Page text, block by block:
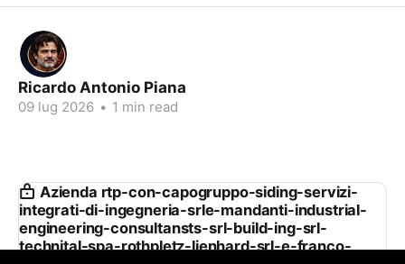
Ricardo Antonio Piana
09 lug 2026 • 1 min read
Azienda rtp-con-capogruppo-siding-servizi-
integrati-di-ingegneria-srle-mandanti-industrial-
engineering-consultansts-srl-build-ing-srl-
technital-spa-rothpletz-lienhard-srl-e-franco-